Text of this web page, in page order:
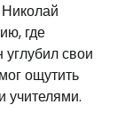
где
свои
ощутить
учителями.